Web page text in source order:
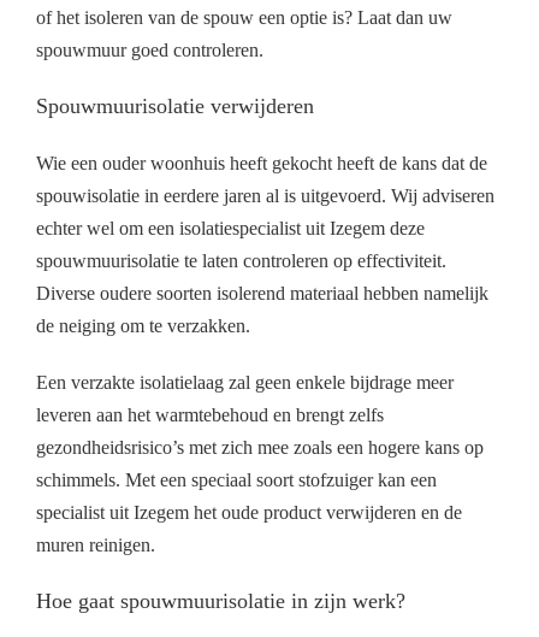
of het isoleren van de spouw een optie is? Laat dan uw
spouwmuur goed controleren.
Spouwmuurisolatie verwijderen
Wie een ouder woonhuis heeft gekocht heeft de kans dat de
spouwisolatie in eerdere jaren al is uitgevoerd. Wij adviseren
echter wel om een isolatiespecialist uit Izegem deze
spouwmuurisolatie te laten controleren op effectiviteit.
Diverse oudere soorten isolerend materiaal hebben namelijk
de neiging om te verzakken.
Een verzakte isolatielaag zal geen enkele bijdrage meer
leveren aan het warmtebehoud en brengt zelfs
gezondheidsrisico’s met zich mee zoals een hogere kans op
schimmels. Met een speciaal soort stofzuiger kan een
specialist uit Izegem het oude product verwijderen en de
muren reinigen.
Hoe gaat spouwmuurisolatie in zijn werk?